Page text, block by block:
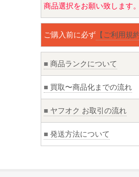
商品選択をお願い致します。
ご購入前に必ず 【ご利用規約
■ 商品ランクについて
■ 買取〜商品化までの流れ
■ ヤフオク お取引の流れ
■ 発送方法について